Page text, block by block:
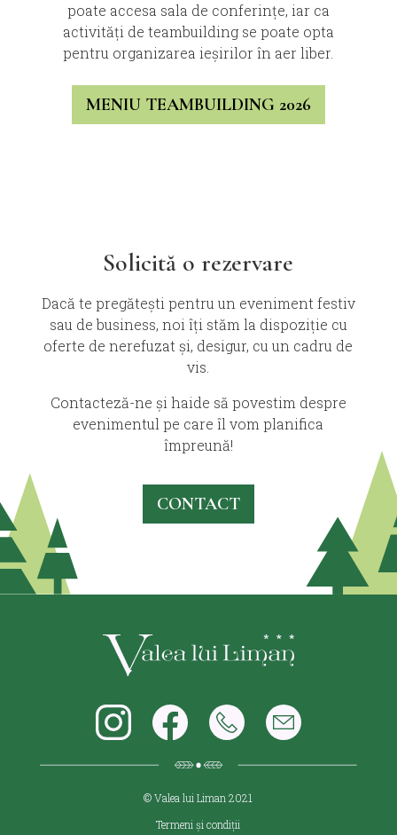
poate accesa sala de conferințe, iar ca
activități de teambuilding se poate opta
pentru organizarea ieșirilor în aer liber.
MENIU TEAMBUILDING 2026
Solicită o rezervare
Dacă te pregătești pentru un eveniment festiv
sau de business, noi îți stăm la dispoziție cu
oferte de nerefuzat și, desigur, cu un cadru de
vis.
Contacteză-ne și haide să povestim despre
evenimentul pe care îl vom planifica
împreună!
CONTACT
© Valea lui Liman 2021
Termeni și condiții